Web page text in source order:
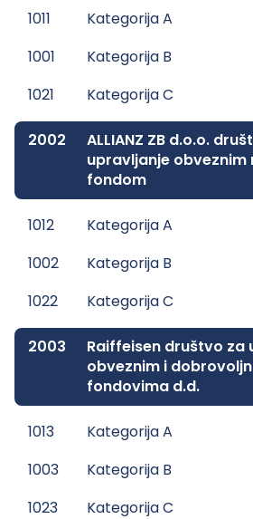
1011 Kategorija A
1001
Kategorija B
1021
Kategorija C
2002
ALLIANZ ZB d.o.o.
upravljanje obveznim
fondom
1012 Kategorija A
1002
Kategorija B
1022
Kategorija C
2003
Raiffeisen društvo za
obveznim i
fondovima d.d.
1013 Kategorija A
1003
Kategorija B
1023
Kategorija C